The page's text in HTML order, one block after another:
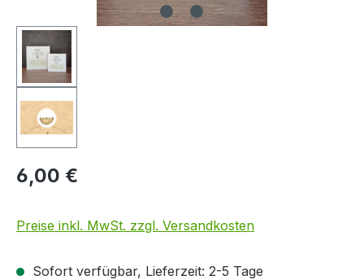
6,00 €
Preise inkl. MwSt. zzgl. Versandkosten
Sofort verfügbar, Lieferzeit: 2-5 Tage